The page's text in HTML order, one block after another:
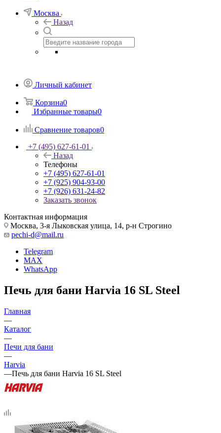
Москва
Назад
Личный кабинет
Корзина0
Избранные товары0
Сравнение товаров0
+7 (495) 627-61-01
Назад
Телефоны
+7 (495) 627-61-01
+7 (925) 904-93-00
+7 (926) 631-24-82
Заказать звонок
Контактная информация
Москва, 3-я Лыковская улица, 14, р-н Строгино
pechi-d@mail.ru
Telegram
MAX
WhatsApp
Печь для бани Harvia 16 SL Steel
Главная
—
Каталог
—
Печи для бани
—
Harvia
—Печь для бани Harvia 16 SL Steel